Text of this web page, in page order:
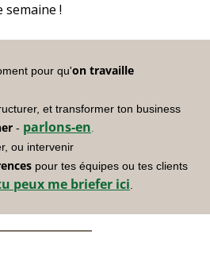
!
pour qu'on travaille
et transformer ton business
- parlons-en
ou intervenir
pour tes équipes ou tes clients
peux me briefer ici